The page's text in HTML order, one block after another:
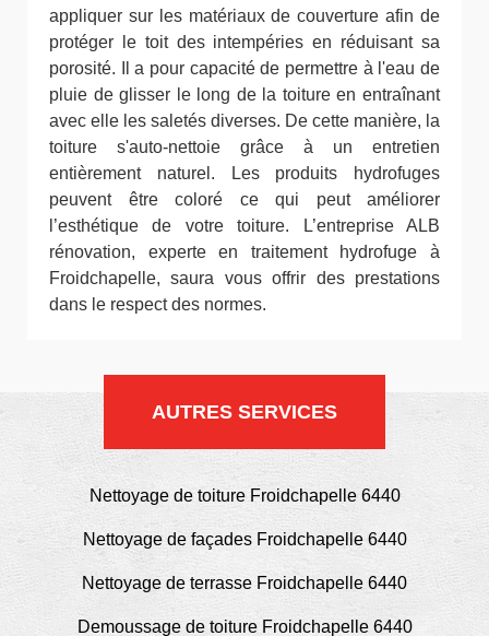
appliquer sur les matériaux de couverture afin de
protéger le toit des intempéries en réduisant sa
porosité. Il a pour capacité de permettre à l'eau de
pluie de glisser le long de la toiture en entraînant
avec elle les saletés diverses. De cette manière, la
toiture s'auto-nettoie grâce à un entretien
entièrement naturel. Les produits hydrofuges
peuvent être coloré ce qui peut améliorer
l’esthétique de votre toiture. L’entreprise ALB
rénovation, experte en traitement hydrofuge à
Froidchapelle, saura vous offrir des prestations
dans le respect des normes.
AUTRES SERVICES
Nettoyage de toiture Froidchapelle 6440
Nettoyage de façades Froidchapelle 6440
Nettoyage de terrasse Froidchapelle 6440
Demoussage de toiture Froidchapelle 6440